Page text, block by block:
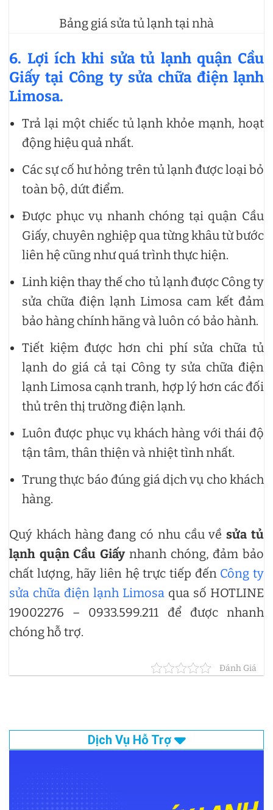
Bảng giá sửa tủ lạnh tại nhà
6. Lợi ích khi sửa tủ lạnh quận Cầu
Giấy tại Công ty sửa chữa điện lạnh
Limosa.
Trả lại một chiếc tủ lạnh khỏe mạnh, hoạt
động hiệu quả nhất.
Các sự cố hư hỏng trên tủ lạnh được loại bỏ
toàn bộ, dứt điểm.
Được phục vụ nhanh chóng tại quận Cầu
Giấy, chuyên nghiệp qua từng khâu từ bước
liên hệ cũng như quá trình thực hiện.
Linh kiện thay thế cho tủ lạnh được Công ty
sửa chữa điện lạnh Limosa cam kết đảm
bảo hàng chính hãng và luôn có bảo hành.
Tiết kiệm được hơn chi phí sửa chữa tủ
lạnh do giá cả tại Công ty sửa chữa điện
lạnh Limosa cạnh tranh, hợp lý hơn các đối
thủ trên thị trường điện lạnh.
Luôn được phục vụ khách hàng với thái độ
tận tâm, thân thiện và nhiệt tình nhất.
Trung thực báo đúng giá dịch vụ cho khách
hàng.
Quý khách hàng đang có nhu cầu vềsửa tủ
lạnh quận Cầu Giấynhanh chóng, đảm bảo
chất lượng, hãy liên hệ trực tiếp đến Công ty
sửa chữa điện lạnh Limosa qua số HOTLINE
19002276 – 0933.599.211 để được nhanh
chóng hỗ trợ.
Đánh Giá
Dịch Vụ Hỗ Trợ